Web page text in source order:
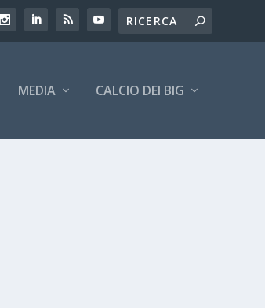
MEDIA CALCIO DEI BIG